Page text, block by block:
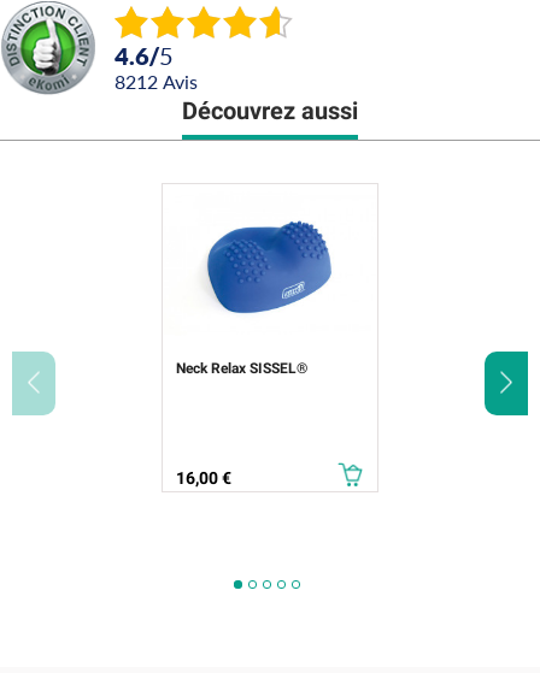
4.6/5
8212 avis
Découvrez aussi
Neck Relax SISSEL®
Prix
16,00 €